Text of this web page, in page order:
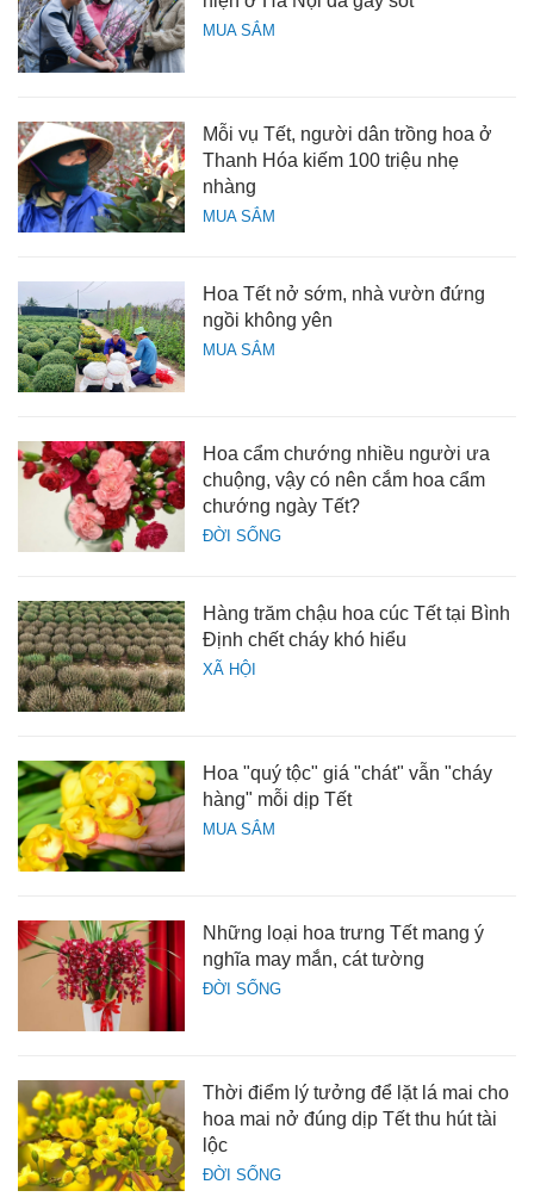
MUA SẮM
MUA SẮM
Mỗi vụ Tết, người dân trồng hoa ở
Thanh Hóa kiếm 100 triệu nhẹ
nhàng
MUA SẮM
Hoa Tết nở sớm, nhà vườn đứng
ngồi không yên
ĐỜI SỐNG
Hoa cẩm chướng nhiều người ưa
chuộng, vậy có nên cắm hoa cẩm
chướng ngày Tết?
XÃ HỘI
Hàng trăm chậu hoa cúc Tết tại Bình
Định chết cháy khó hiểu
MUA SẮM
Hoa "quý tộc" giá "chát" vẫn "cháy
hàng" mỗi dịp Tết
ĐỜI SỐNG
Những loại hoa trưng Tết mang ý
nghĩa may mắn, cát tường
ĐỜI SỐNG
Thời điểm lý tưởng để lặt lá mai cho
hoa mai nở đúng dịp Tết thu hút tài
lộc